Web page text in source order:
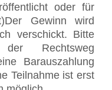
oder für
Gewinn wird
verschickt. Bitte
Rechtsweg
Barauszahlung
Teilnahme ist erst